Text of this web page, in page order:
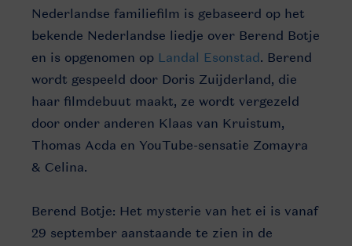
Nederlandse familiefilm is gebaseerd op het
bekende Nederlandse liedje over Berend Botje
en is opgenomen op Landal Esonstad. Berend
wordt gespeeld door Doris Zuijderland, die
haar filmdebuut maakt, ze wordt vergezeld
door onder anderen Klaas van Kruistum,
Thomas Acda en YouTube-sensatie Zomayra
& Celina.
Berend Botje: Het mysterie van het ei is vanaf
29 september aanstaande te zien in de